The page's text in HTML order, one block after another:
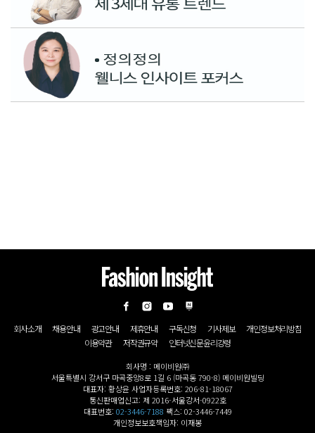
회사소개 채용안내 광고안내 제휴안내 구독신청 기사제보
개인정보처리방침
이용약관
저작권규약 인터넷신문윤리강령
회사명 : 메이비원㈜
서울특별시 강서구 마곡중앙8로 1길 6 (마곡동 790-8) 메이비원빌딩
대표자: 황상윤 사업자등록번호: 206-81-18067
통신판매업신고: 제 2016-서울강서-0922호
대표번호: 02-3446-7188 팩스: 02-3446-7449
개인정보보호책임자: 이재봉